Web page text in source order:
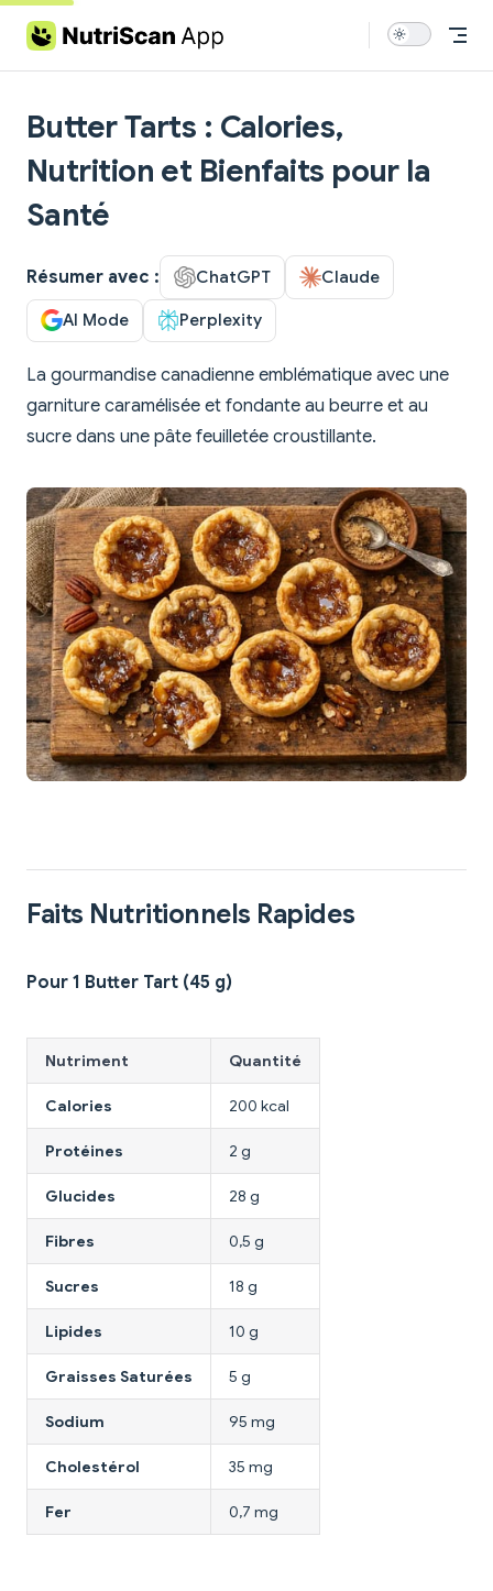
Skip to content
Butter Tarts : Calories,
Nutrition et Bienfaits pour la
Santé
Résumer avec : ChatGPT Claude
AI Mode Perplexity
La gourmandise canadienne emblématique avec une
garniture caramélisée et fondante au beurre et au
sucre dans une pâte feuilletée croustillante.
Faits Nutritionnels Rapides
Pour 1 Butter Tart (45 g)
Nutriment Quantité
Calories 200 kcal
Protéines 2 g
Glucides 28 g
Fibres 0,5 g
Sucres 18 g
Lipides 10 g
Graisses Saturées 5 g
Sodium 95 mg
Cholestérol 35 mg
Fer 0,7 mg